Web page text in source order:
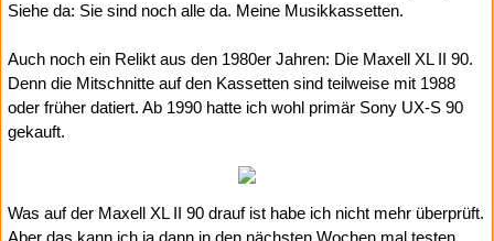
Siehe da: Sie sind noch alle da. Meine Musikkassetten.
Auch noch ein Relikt aus den 1980er Jahren: Die Maxell XL II 90.
Denn die Mitschnitte auf den Kassetten sind teilweise mit 1988
oder früher datiert. Ab 1990 hatte ich wohl primär Sony UX-S 90
gekauft.
Was auf der Maxell XL II 90 drauf ist habe ich nicht mehr überprüft.
Aber das kann ich ja dann in den nächsten Wochen mal testen.